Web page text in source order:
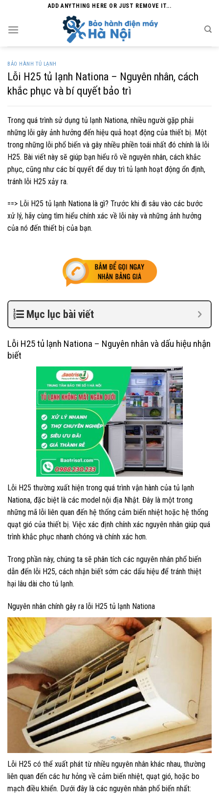
content
ADD ANYTHING HERE OR JUST REMOVE IT...
BẢO HÀNH TỦ LẠNH
Lỗi H25 tủ lạnh Nationa – Nguyên nhân, cách
khắc phục và bí quyết bảo trì
Trong quá trình sử dụng tủ lạnh Nationa, nhiều người gặp phải
những lỗi gây ảnh hưởng đến hiệu quả hoạt động của thiết bị. Một
trong những lỗi phổ biến và gây nhiều phiền toái nhất đó chính là lỗi
H25. Bài viết này sẽ giúp bạn hiểu rõ về nguyên nhân, cách khắc
phục, cũng như các bí quyết để duy trì tủ lạnh hoạt động ổn định,
tránh lỗi H25 xảy ra.
==> Lỗi H25 tủ lạnh Nationa là gì? Trước khi đi sâu vào các bước
xử lý, hãy cùng tìm hiểu chính xác về lỗi này và những ảnh hưởng
của nó đến thiết bị của bạn.
Mục lục bài viết
Lỗi H25 tủ lạnh Nationa – Nguyên nhân và dấu hiệu nhận
biết
Lỗi H25 thường xuất hiện trong quá trình vận hành của tủ lạnh
Nationa, đặc biệt là các model nội địa Nhật. Đây là một trong
những mã lỗi liên quan đến hệ thống cảm biến nhiệt hoặc hệ thống
quạt gió của thiết bị. Việc xác định chính xác nguyên nhân giúp quá
trình khắc phục nhanh chóng và chính xác hơn.
Trong phần này, chúng ta sẽ phân tích các nguyên nhân phổ biến
dẫn đến lỗi H25, cách nhận biết sớm các dấu hiệu để tránh thiệt
hại lâu dài cho tủ lạnh.
Nguyên nhân chính gây ra lỗi H25 tủ lạnh Nationa
Lỗi H25 có thể xuất phát từ nhiều nguyên nhân khác nhau, thường
liên quan đến các hư hỏng về cảm biến nhiệt, quạt gió, hoặc bo
mạch điều khiển. Dưới đây là các nguyên nhân phổ biến nhất: